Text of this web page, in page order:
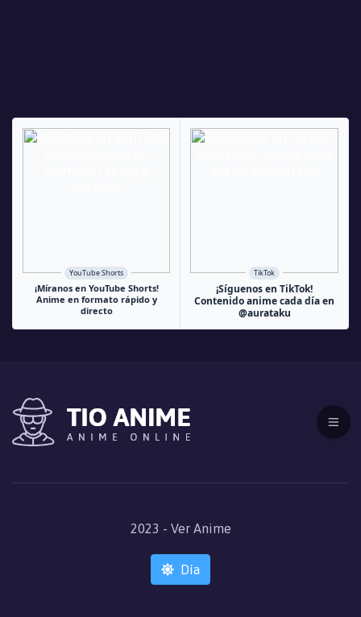
YouTube Shorts
¡Míranos en YouTube Shorts!
Anime en formato rápido y
directo
TikTok
¡Síguenos en TikTok!
Contenido anime cada día en
@aurataku
2023 - Ver Anime
Día